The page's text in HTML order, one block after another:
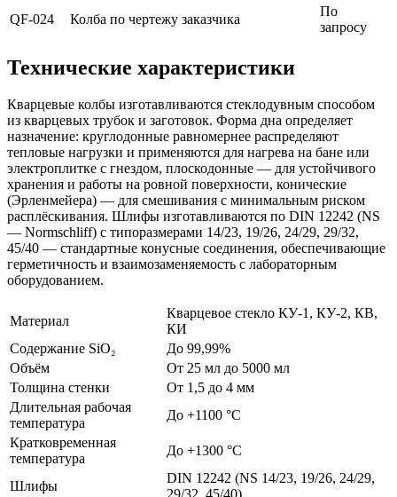
QF-024
Колба по чертежу заказчика
По
запросу
Технические характеристики
Кварцевые колбы изготавливаются стеклодувным способом
из кварцевых трубок и заготовок. Форма дна определяет
назначение: круглодонные равномернее распределяют
тепловые нагрузки и применяются для нагрева на бане или
электроплитке с гнездом, плоскодонные — для устойчивого
хранения и работы на ровной поверхности, конические
(Эрленмейера) — для смешивания с минимальным риском
расплёскивания. Шлифы изготавливаются по DIN 12242 (NS
— Normschliff) с типоразмерами 14/23, 19/26, 24/29, 29/32,
45/40 — стандартные конусные соединения, обеспечивающие
герметичность и взаимозаменяемость с лабораторным
оборудованием.
Материал
Кварцевое стекло КУ-1, КУ-2, КВ,
КИ
Содержание SiO₂
До 99,99%
Объём
От 25 мл до 5000 мл
Толщина стенки
От 1,5 до 4 мм
Длительная рабочая
температура
До +1100 °C
Кратковременная
температура
До +1300 °C
Шлифы
DIN 12242 (NS 14/23, 19/26, 24/29,